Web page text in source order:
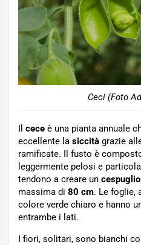
Ceci (Foto
Il cece è una pianta annuale
eccellente la siccità grazie
ramificate. Il fusto è
leggermente pelosi e
tendono a creare un cespuglio
massima di 80 cm. Le foglie,
colore verde chiaro e hanno
entrambe i lati.
I fiori, solitari, sono bianchi